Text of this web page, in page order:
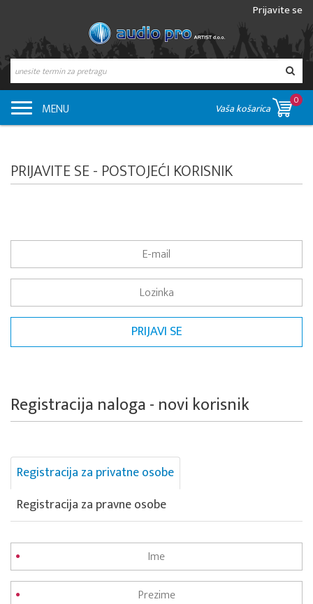
Prijavite se
MENU Vaša košarica
0
PRIJAVITE SE - POSTOJEĆI KORISNIK
Registracija naloga - novi korisnik
Registracija za privatne osobe
Registracija za pravne osobe